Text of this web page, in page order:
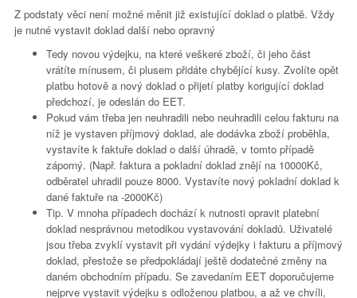
Z podstaty věci není možné měnit již existující doklad o platbě. Vždy
je nutné vystavit doklad další nebo opravný
Tedy novou výdejku, na které veškeré zboží, či jeho část
vrátíte mínusem, či plusem přidáte chybějící kusy. Zvolíte opět
platbu hotově a nový doklad o přijetí platby korigující doklad
předchozí, je odeslán do EET.
Pokud vám třeba jen neuhradili nebo neuhradili celou fakturu na
níž je vystaven příjmový doklad, ale dodávka zboží proběhla,
vystavíte k faktuře doklad o další úhradě, v tomto případě
záporný. (Např. faktura a pokladní doklad znějí na 10000Kč,
odběratel uhradil pouze 8000. Vystavíte nový pokladní doklad k
dané faktuře na -2000Kč)
Tip. V mnoha případech dochází k nutnosti opravit platební
doklad nesprávnou metodikou vystavování dokladů. Uživatelé
jsou třeba zvyklí vystavit při vydání výdejky i fakturu a příjmový
doklad, přestože se předpokládají ještě dodatečné změny na
daném obchodním případu. Se zavedaním EET doporučujeme
nejprve vystavit výdejku s odloženou platbou, a až ve chvíli,